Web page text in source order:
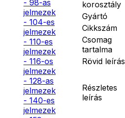
- 98-as
jelmezek
- 104-es
jelmezek
- 110-es
jelmezek
- 116-os
jelmezek
- 128-as
jelmezek
- 140-es
jelmezek
korosztály
Gyártó
Cikkszám
Csomag
tartalma
Rövid leírás
Részletes
leírás